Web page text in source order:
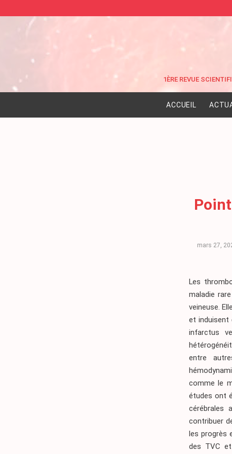
ACCUEIL
mars 27,
Les
maladie
veineuse.
et induisent
infarctus
entre
comme le
études ont
cérébrales
contribuer
les progrès
des TVC